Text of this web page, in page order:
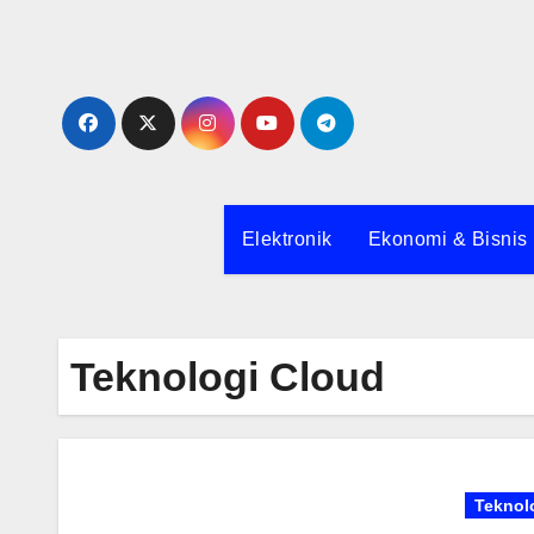
Elektronik Ekonomi & Bisnis
Teknologi Cloud